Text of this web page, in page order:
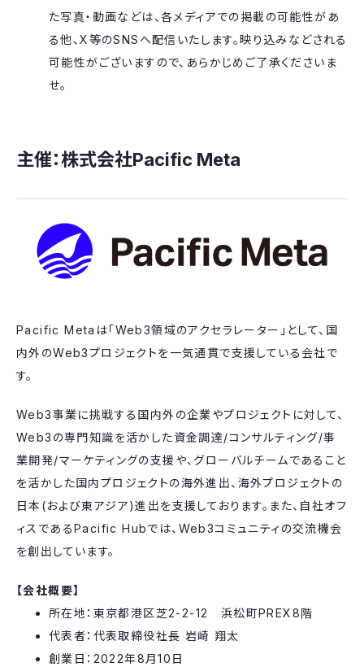
た写真・動画などは、各メディアでの掲載の可能性があ
る他、X等のSNSへ配信いたします。映り込みなどされる
可能性がございますので、あらかじめご了承くださいま
せ。
主催：株式会社Pacific Meta
Pacific Metaは「Web3領域のアクセラレーター」として、国
内外のWeb3プロジェクトを一気通貫で支援している会社で
す。
Web3事業に挑戦する国内外の企業やプロジェクトに対して、
Web3の専門知識を活かした資金調達/コンサルティング/事
業開発/マーケティングの支援や、グローバルチームであること
を活かした国内プロジェクトの海外進出、海外プロジェクトの
日本(および東アジア)進出を支援しております。また、自社オフ
ィスであるPacific Hubでは、Web3コミュニティの交流機会
を創出しています。
【会社概要】
所在地：東京都港区芝2-2-12 浜松町PREX8階
代表者：代表取締役社長 岩崎 翔太
創業日：2022年8月10日